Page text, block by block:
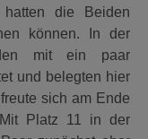
hatten die Beiden
können. In der
mit ein paar
und belegten hier
sich am Ende
Platz 11 in der